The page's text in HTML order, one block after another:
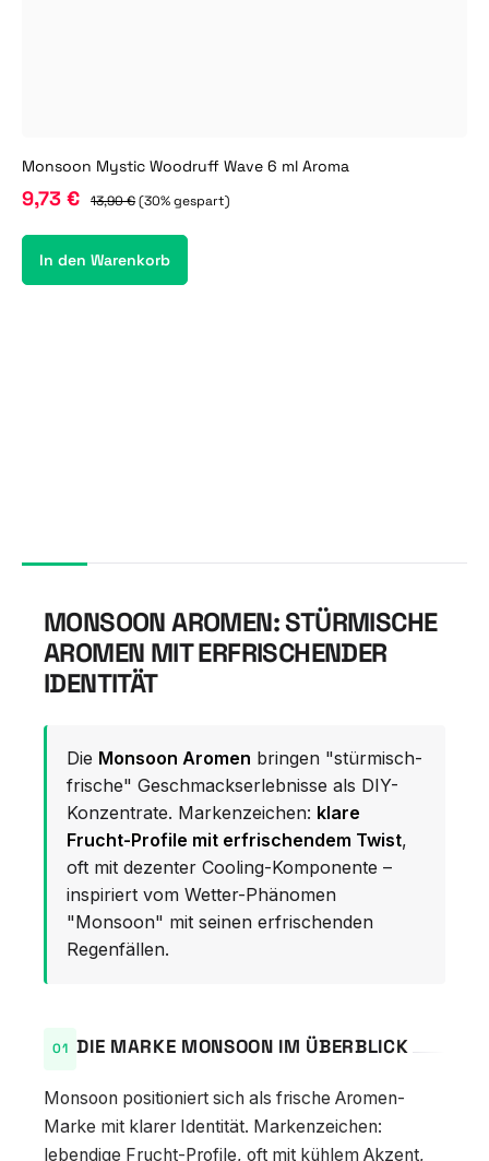
Monsoon Mystic Woodruff Wave 6 ml Aroma
9,73 € 13,90 €(30% gespart)
In den Warenkorb
MONSOON AROMEN: STÜRMISCHE
AROMEN MIT ERFRISCHENDER
IDENTITÄT
Die Monsoon Aromen bringen "stürmisch-
frische" Geschmackserlebnisse als DIY-
Konzentrate. Markenzeichen: klare
Frucht-Profile mit erfrischendem Twist,
oft mit dezenter Cooling-Komponente –
inspiriert vom Wetter-Phänomen
"Monsoon" mit seinen erfrischenden
Regenfällen.
DIE MARKE MONSOON IM ÜBERBLICK
Monsoon positioniert sich als frische Aromen-
Marke mit klarer Identität. Markenzeichen:
lebendige Frucht-Profile, oft mit kühlem Akzent,